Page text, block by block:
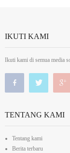
IKUTI KAMI
Ikuti kami di semua media
TENTANG KAMI
Tentang kami
Berita terbaru